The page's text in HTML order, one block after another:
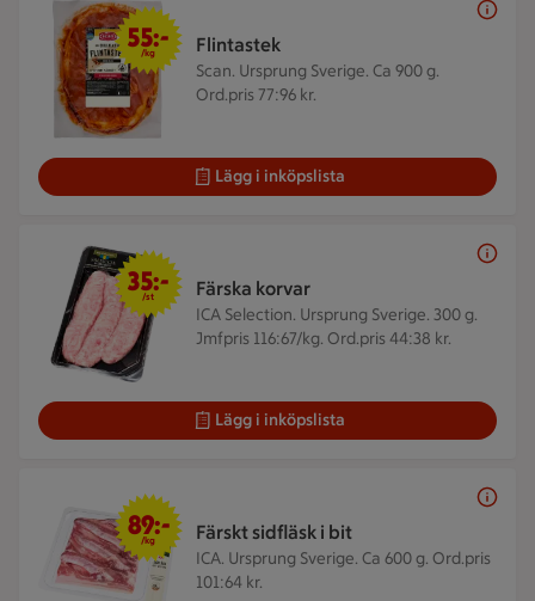
Flintastek
Scan. Ursprung Sverige. Ca 900 g.
Ord.pris 77:96 kr.
55 kr/kg
55:-
/kg
Lägg i inköpslista
Färska korvar
ICA Selection. Ursprung Sverige. 300 g.
Jmfpris 116:67/kg. Ord.pris 44:38 kr.
35 kr/st
35:-
/st
Lägg i inköpslista
Färskt sidfläsk i bit
ICA. Ursprung Sverige. Ca 600 g. Ord.pris
101:64 kr.
89 kr/kg
89:-
/kg